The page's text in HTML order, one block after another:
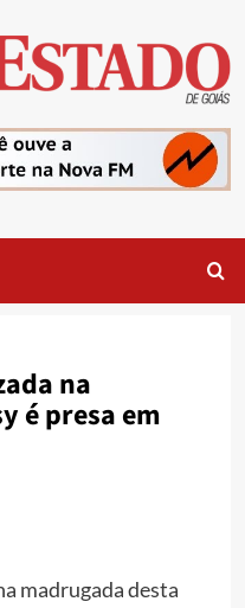
na
é presa em
madrugada desta